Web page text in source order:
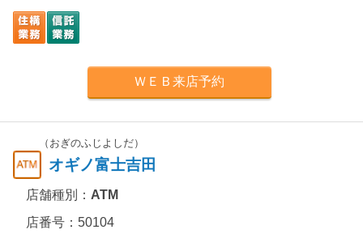
ＷＥＢ来店予約
（おぎのふじよしだ）
オギノ富士吉田
店舗種別： ATM
店番号：50104